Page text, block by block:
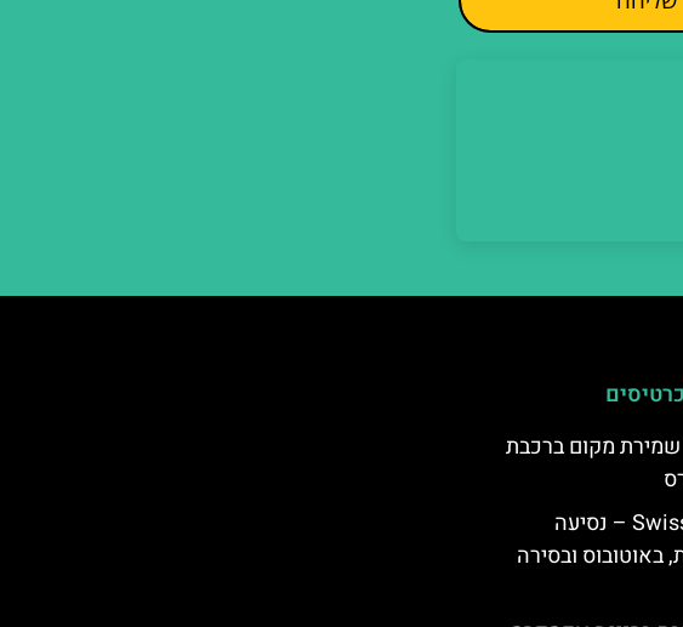
כרטיסים
שמירת מקום ברכבת
Swiss Travel Pass – נסיעה
באוטובוס ובסירה